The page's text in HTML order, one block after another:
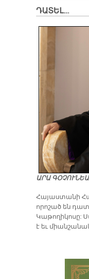
ԴԱՏԵԼ…
ԱՐԱ
​Հայաստանի
որոշած են
Կաթողիկոսը:
է եւ